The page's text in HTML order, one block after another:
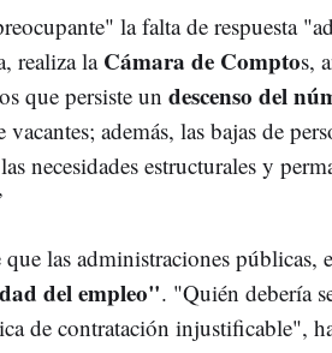
la falta de respuesta
realiza la Cámara de Comptos,
que persiste un descenso del
además, las bajas de
necesidades estructurales y
las administraciones públicas,
del empleo". "Quién debería
de contratación injustificable",